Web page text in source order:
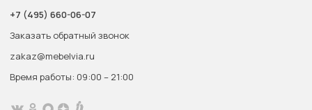
+7 (495) 660-06-07
Заказать обратный звонок
zakaz@mebelvia.ru
Время работы: 09:00 – 21:00